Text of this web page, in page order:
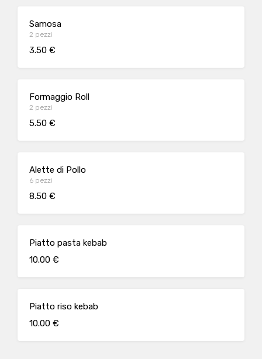
Samosa
2 pezzi
3.50 €
Formaggio Roll
2 pezzi
5.50 €
Alette di Pollo
6 pezzi
8.50 €
Piatto pasta kebab
10.00 €
Piatto riso kebab
10.00 €